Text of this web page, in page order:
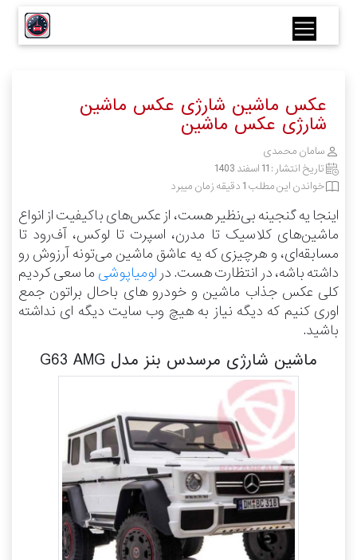
عکس ماشین شارژی عکس ماشین
شارژی عکس ماشین
سامان محمدی
تاریخ انتشار : 11 اسفند 1403
خواندن این مطلب 1 دقیقه زمان میبرد
اینجا یه گنجینه بی‌نظیر هست، از عکس‌های باکیفیت از انواع
ماشین‌های کلاسیک تا مدرن، اسپرت تا لوکس، آف‌رود تا
مسابقه‌ای، و هرچیزی که یه عاشق ماشین می‌تونه آرزوش رو
داشته باشه، در انتظارت هست.در لومیاپوشی ما سعی کردیم
کلی عکس جذاب ماشین و خودرو های باحال براتون جمع
اوری کنیم که دیگه نیاز به هیچ وب سایت دیگه ای نداشته
باشید.
ماشین شارژی مرسدس بنز مدل G63 AMG